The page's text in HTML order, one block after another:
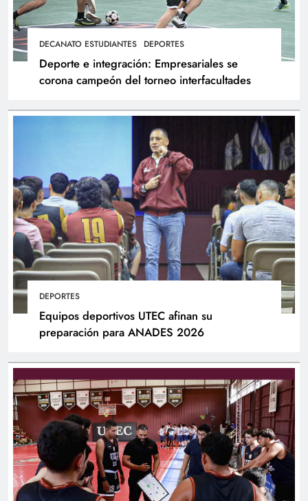
DECANATO ESTUDIANTES DEPORTES
Deporte e integración: Empresariales se
corona campeón del torneo interfacultades
DEPORTES
Equipos deportivos UTEC afinan su
preparación para ANADES 2026